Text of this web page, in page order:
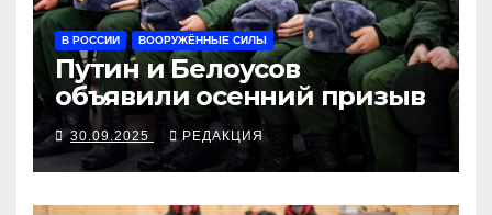
В РОССИИ ВООРУЖЁННЫЕ СИЛЫ
Путин и Белоусов
объявили осенний призыв
30.09.2025 РЕДАКЦИЯ